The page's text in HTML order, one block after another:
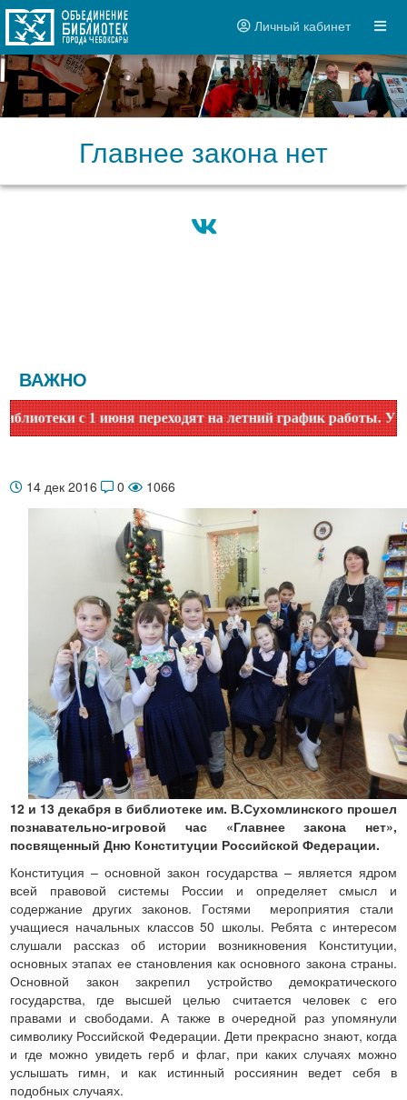
Личный кабинет
Главнее закона нет
ВАЖНО
с 1 июня переходят на летний график работы.
14 дек 2016 0 1066
12 и 13 декабря в библиотеке им. В.Сухомлинского прошел
познавательно-игровой час «Главнее закона нет»,
посвященный Дню Конституции Российской Федерации.
Конституция – основной закон государства – является ядром
всей правовой системы России и определяет смысл и
содержание других законов. Гостями мероприятия стали
учащиеся начальных классов 50 школы. Ребята с интересом
слушали рассказ об истории возникновения Конституции,
основных этапах ее становления как основного закона страны.
Основной закон закрепил устройство демократического
государства, где высшей целью считается человек с его
правами и свободами. А также в очередной раз упомянули
символику Российской Федерации. Дети прекрасно знают, когда
и где можно увидеть герб и флаг, при каких случаях можно
услышать гимн, и как истинный россиянин ведет себя в
подобных случаях.